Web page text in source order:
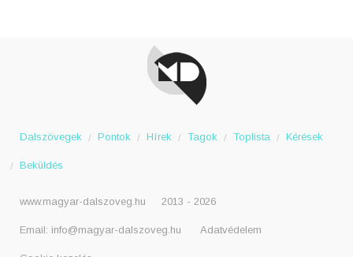
Dalszövegek Pontok Hírek Tagok Toplista Kérések
Beküldés
www.magyar-dalszoveg.hu 2013 - 2026
Email: info@magyar-dalszoveg.hu Adatvédelem